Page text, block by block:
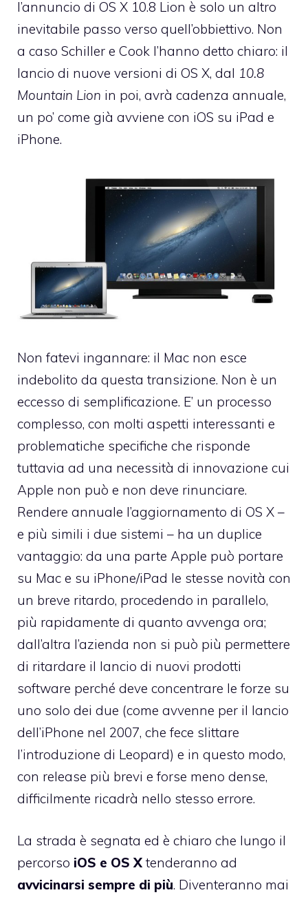
l’annuncio di OS X 10.8 Lion è solo un altro
inevitabile passo verso quell’obbiettivo. Non
a caso Schiller e Cook l’hanno detto chiaro: il
lancio di nuove versioni di OS X, dal 10.8
Mountain Lion in poi, avrà cadenza annuale,
un po’ come già avviene con iOS su iPad e
iPhone.
Non fatevi ingannare: il Mac non esce
indebolito da questa transizione. Non è un
eccesso di semplificazione. E’ un processo
complesso, con molti aspetti interessanti e
problematiche specifiche che risponde
tuttavia ad una necessità di innovazione cui
Apple non può e non deve rinunciare.
Rendere annuale l’aggiornamento di OS X –
e più simili i due sistemi – ha un duplice
vantaggio: da una parte Apple può portare
su Mac e su iPhone/iPad le stesse novità con
un breve ritardo, procedendo in parallelo,
più rapidamente di quanto avvenga ora;
dall’altra l’azienda non si può più permettere
di ritardare il lancio di nuovi prodotti
software perché deve concentrare le forze su
uno solo dei due (come avvenne per il lancio
dell’iPhone nel 2007, che fece slittare
l’introduzione di Leopard) e in questo modo,
con release più brevi e forse meno dense,
difficilmente ricadrà nello stesso errore.
La strada è segnata ed è chiaro che lungo il
percorso iOS e OS X tenderanno ad
avvicinarsi sempre di più. Diventeranno mai